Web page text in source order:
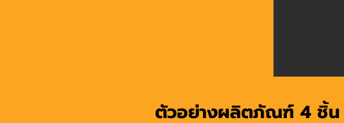
ตัวอย่างผลิตภัณฑ์ 4 ชิ้น